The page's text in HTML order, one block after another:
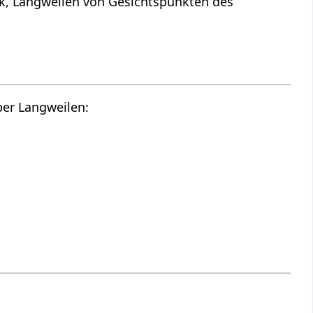
Hier findest du die Tonspur des oberen Videos, also einen Audio Vortrag über Langweilen‏‎: